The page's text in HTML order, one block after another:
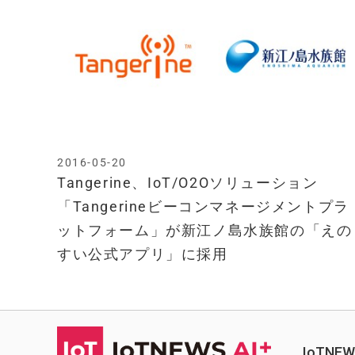
Tangerine、IoT/O2Oソリューション
「Tangerineビーコンマネージメントプラ
ットフォーム」が新江ノ島水族館の「えの
すい公式アプリ」に採用
2016-05-20